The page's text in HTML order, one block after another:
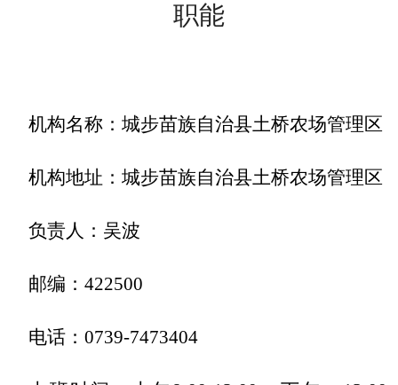
职能
机构名称：城步苗族自治县土桥农场管理区
机构地址：城步苗族自治县土桥农场管理区
负责人： 吴波
邮编：422500
电话：0739-7473404